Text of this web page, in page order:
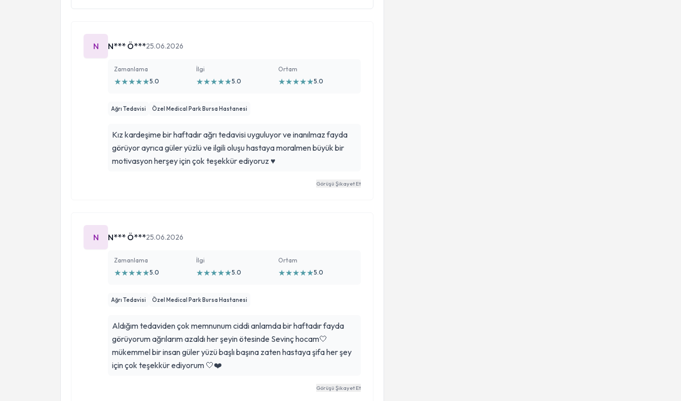
N N*** Ö***25.06.2026
Zamanlama
★★★★★5.0
İlgi
★★★★★5.0
Ortam
★★★★★5.0
Ağrı Tedavisi Özel Medical Park Bursa Hastanesi
Kız kardeşime bir haftadır ağrı tedavisi uyguluyor ve inanılmaz fayda
görüyor ayrıca güler yüzlü ve ilgili oluşu hastaya moralmen büyük bir
motivasyon herşey için çok teşekkür ediyoruz ♥️
Görüşü Şikayet Et
N N*** Ö***25.06.2026
Zamanlama
★★★★★5.0
İlgi
★★★★★5.0
Ortam
★★★★★5.0
Ağrı Tedavisi Özel Medical Park Bursa Hastanesi
Aldığım tedaviden çok memnunum ciddi anlamda bir haftadır fayda
görüyorum ağrılarım azaldı her şeyin ötesinde Sevinç hocam🤍
mükemmel bir insan güler yüzü başlı başına zaten hastaya şifa her şey
için çok teşekkür ediyorum 🤍❤️
Görüşü Şikayet Et